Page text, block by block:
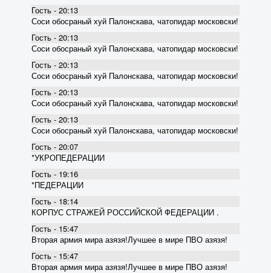
Гость - 20:13
Соси обосраный хуй Палонскава, чатопидар московски!
Гость - 20:13
Соси обосраный хуй Палонскава, чатопидар московски!
Гость - 20:13
Соси обосраный хуй Палонскава, чатопидар московски!
Гость - 20:13
Соси обосраный хуй Палонскава, чатопидар московски!
Гость - 20:13
Соси обосраный хуй Палонскава, чатопидар московски!
Гость - 20:07
*УКРОПЕДЕРАЦИИ
Гость - 19:16
*ПЕДЕРАЦИИ
Гость - 18:14
КОРПУС СТРАЖЕЙ РОССИЙСКОЙ ФЕДЕРАЦИИ .
Гость - 15:47
Вторая армия мира азязя!Лучшее в мире ПВО азязя!
Гость - 15:47
Вторая армия мира азязя!Лучшее в мире ПВО азязя!